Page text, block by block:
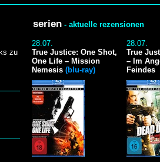
zu
serien- aktuelle rezensionen
28.07.
True Justice: One Shot,
One Life – Mission
Nemesis(blu-ray)
28.07.
True
– Im
Feindes